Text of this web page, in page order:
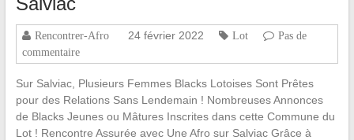
Rencontrer-Afro 24 février 2022 Lot
Pas de
commentaire
Sur Salviac, Plusieurs Femmes Blacks Lotoises Sont Prêtes
pour des Relations Sans Lendemain ! Nombreuses Annonces
de Blacks Jeunes ou Mâtures Inscrites dans cette Commune du
Lot ! Rencontre Assurée avec Une Afro sur Salviac Grâce à